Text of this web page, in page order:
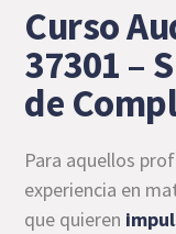
Curso
37301 –
de
Para aquellos
experiencia en
que quieren